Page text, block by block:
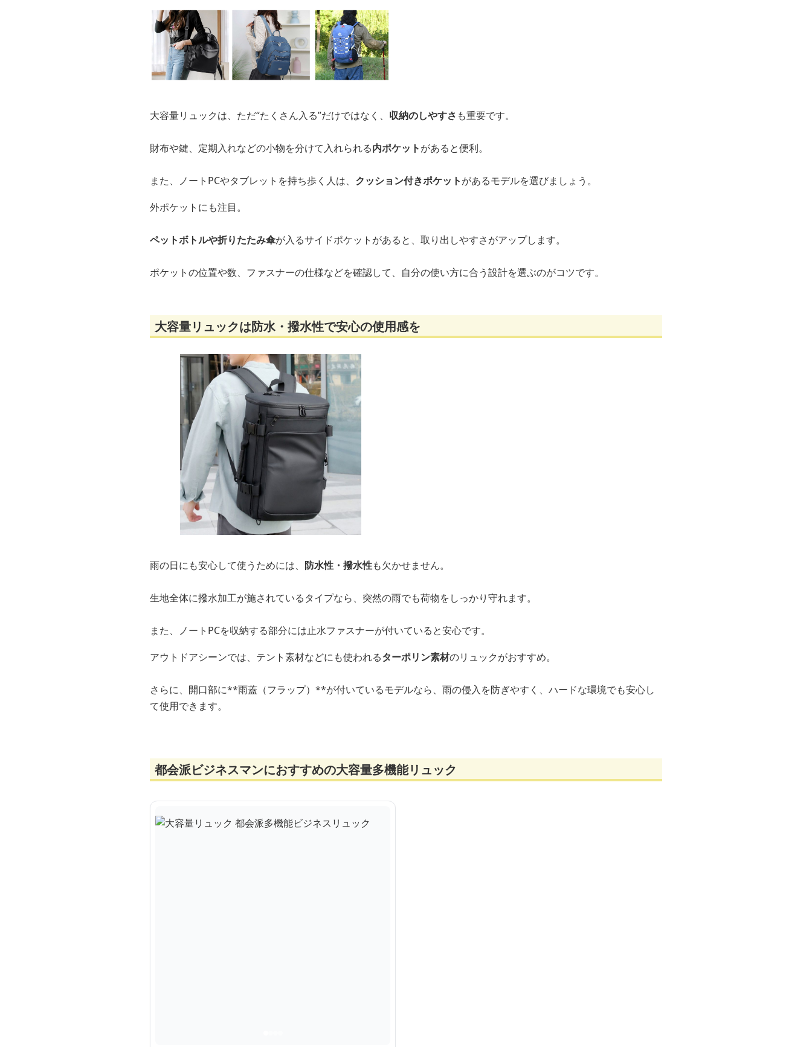
大容量リュックは、ただ“たくさん入る”だけではなく、 収納のしやすさ も重要です。
財布や鍵、定期入れなどの小物を分けて入れられる内ポケットがあると便利。
また、ノートPCやタブレットを持ち歩く人は、 クッション付きポケットがあるモデルを選びましょう。
外ポケットにも注目。
ペットボトルや折りたたみ傘が入るサイドポケットがあると、取り出しやすさがアップします。
ポケットの位置や数、ファスナーの仕様などを確認して、自分の使い方に合う設計を選ぶのがコツです。
大容量リュックは防水・撥水性で安心の使用感を
雨の日にも安心して使うためには、 防水性・撥水性も欠かせません。
生地全体に撥水加工が施されているタイプなら、突然の雨でも荷物をしっかり守れます。
また、ノートPCを収納する部分には止水ファスナーが付いていると安心です。
アウトドアシーンでは、テント素材などにも使われるターポリン素材のリュックがおすすめ。
さらに、開口部に**雨蓋（フラップ）**が付いているモデルなら、雨の侵入を防ぎやすく、ハードな環境でも安心し
て使用できます。
都会派ビジネスマンにおすすめの大容量多機能リュック